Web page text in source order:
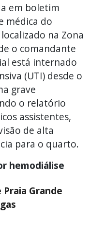
em boletim
médica do
na Zona
o comandante
está internado
(UTI) desde o
grave
o relatório
assistentes,
de alta
para o quarto.
hemodiálise
Praia Grande